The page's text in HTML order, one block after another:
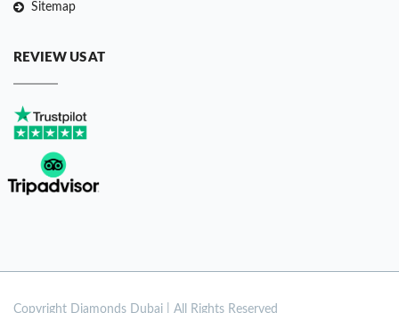
Sitemap
REVIEW US AT
Copyright Diamonds Dubai | All Rights Reserved